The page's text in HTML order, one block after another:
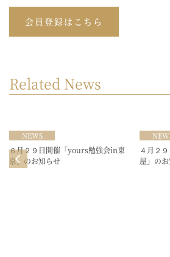
会員登録はこちら
Related News
NEWS
６月２９日開催「yours勉強会in東
京」のお知らせ
４月２
屋」の